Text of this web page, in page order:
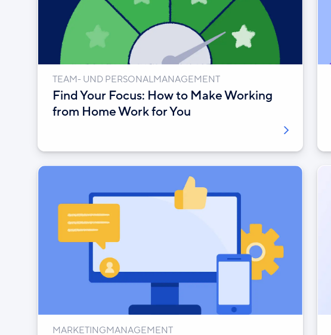
TEAM- UND PERSONALMANAGEMENT
Find Your Focus: How to Make Working
from Home Work for You
MARKETINGMANAGEMENT